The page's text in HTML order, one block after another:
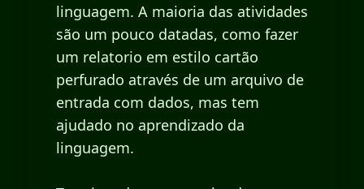
linguagem. A maioria das atividades
são um pouco datadas, como fazer
um relatorio em estilo cartão
perfurado através de um arquivo de
entrada com dados, mas tem
ajudado no aprendizado da
linguagem.